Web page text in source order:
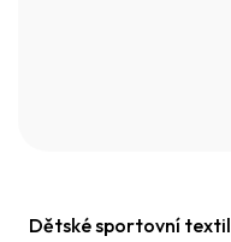
Dětské sportovní textil